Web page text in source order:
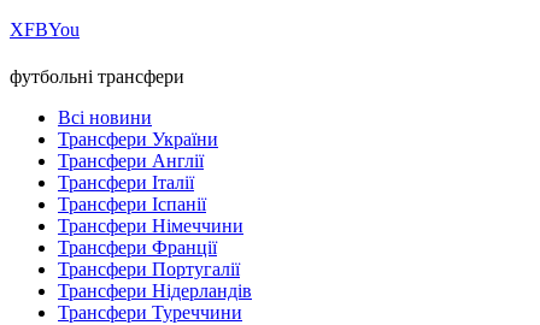
ХFBYou
футбольні трансфери
Всі новини
Трансфери України
Трансфери Англії
Трансфери Італії
Трансфери Іспанії
Трансфери Німеччини
Трансфери Франції
Трансфери Португалії
Трансфери Нідерландів
Трансфери Туреччини